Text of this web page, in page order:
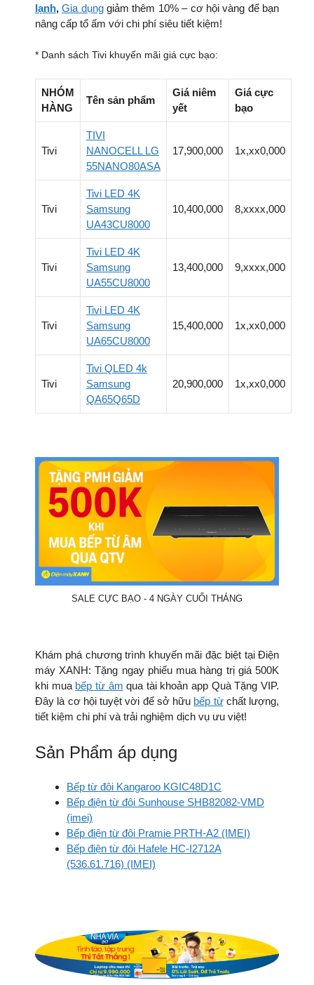
lạnh,Gia dụnggiảm thêm 10% – cơ hội vàng để bạn
nâng cấp tổ ấm với chi phí siêu tiết kiệm!
* Danh sách Tivi khuyến mãi giá cực bạo:
NHÓM
HÀNG
Tên sản phẩm
Giá niêm
yết
Giá cực
bạo
Tivi
TIVI
NANOCELL LG
55NANO80ASA
17,900,000 1x,xx0,000
Tivi
Tivi LED 4K
Samsung
UA43CU8000
10,400,000 8,xxxx,000
Tivi
Tivi LED 4K
Samsung
UA55CU8000
13,400,000 9,xxxx,000
Tivi
Tivi LED 4K
Samsung
UA65CU8000
15,400,000 1x,xx0,000
Tivi
Tivi QLED 4k
Samsung
QA65Q65D
20,900,000 1x,xx0,000
SALE CỰC BẠO - 4 NGÀY CUỐI THÁNG
Khám phá chương trình khuyến mãi đặc biệt tại Điện
máy XANH: Tặng ngay phiếu mua hàng trị giá 500K
khi mua bếp từ âm qua tài khoản app Quà Tặng VIP.
Đây là cơ hội tuyệt vời để sở hữu bếp từchất lượng,
tiết kiệm chi phí và trải nghiệm dịch vụ ưu việt!
Sản Phẩm áp dụng
Bếp từ đôi Kangaroo KGIC48D1C
Bếp điện từ đôi Sunhouse SHB82082-VMD
(imei)
Bếp điện từ đôi Pramie PRTH-A2 (IMEI)
Bếp điện từ đôi Hafele HC-I2712A
(536.61.716) (IMEI)